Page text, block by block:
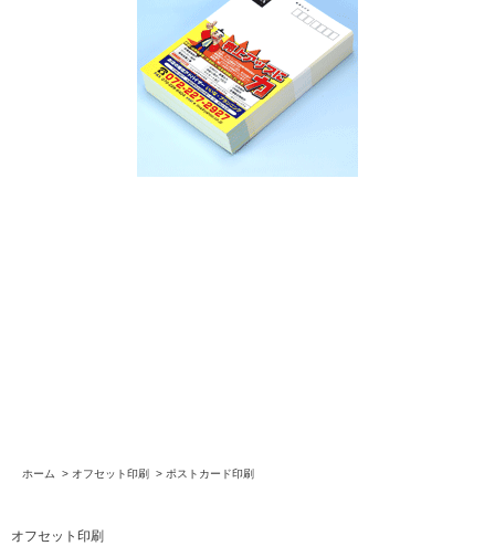
ホーム > オフセット印刷 > ポストカード印刷
オフセット印刷